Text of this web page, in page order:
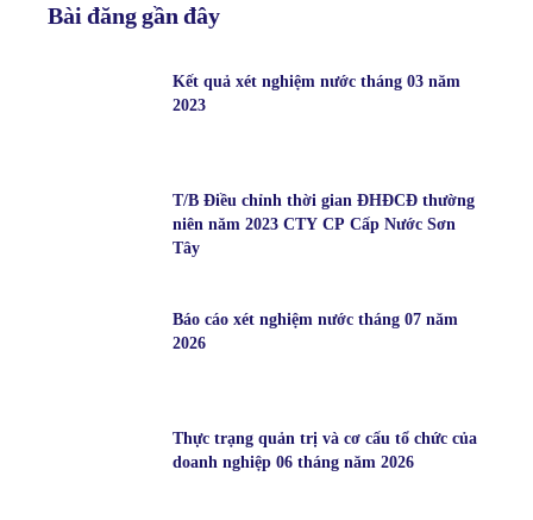
Bài đăng gần đây
Kết quả xét nghiệm nước tháng 03 năm
2023
T/B Điều chỉnh thời gian ĐHĐCĐ thường
niên năm 2023 CTY CP Cấp Nước Sơn
Tây
Báo cáo xét nghiệm nước tháng 07 năm
2026
Thực trạng quản trị và cơ cấu tổ chức của
doanh nghiệp 06 tháng năm 2026